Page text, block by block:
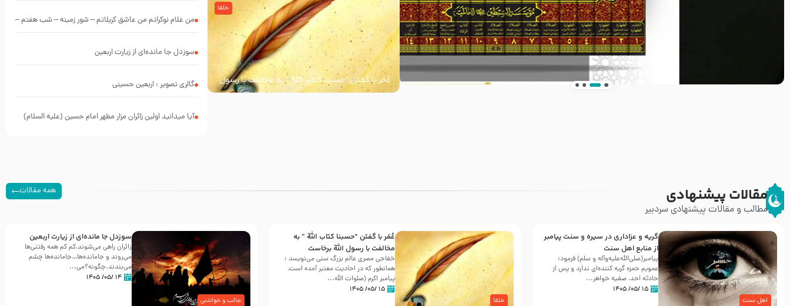
عُمَر با گفتن “حسبنا كتاب اللّه ” به مخالفت با رسول
اللّه برخاست
خلفا
من غلام نوکراتم من عاشق کربلاتم – شور زمینه – شب هفتم –
سوزدل جا مانده‌ای از زیارت اربعین
گالری تصویر : اربعین حسینی
آیا میدانید اولین زائران مزار مطهر امام حسین (علیه السلام)
مقالات پیشنهادی
مطالب و مقالات پیشنهادی سردبیر
همه مقالات
اهل سنت
گریه و عزاداری در سیره و سنت پیامبر
از منابع اهل سنت
پیامبر(صلی‌الله‌علیه‌وآله و سلم) فرمود:
عمویم حمزه گریه کننده‌ای ندارد و پس از
حادثه احد، صفیه خواهر...
۱۵ /۰۵/ ۱۴۰۵
خلفا
عُمَر با گفتن “حسبنا كتاب اللّه ” به
مخالفت با رسول اللّه برخاست
خفاجی مصری عالم بزرگ سنی می‌نویسد :
همانطور که در احادیث معتبر آمده است،
پیامبر اکرم (صلوات اللّه...
۱۵ /۰۵/ ۱۴۰۵
جالب و خواندنی
سوزدل جا مانده‌ای از زیارت اربعین
زائران راهی می‌شوند،کم‌ کم همه رفتنی‌ها
می‌روند و جامانده‌ها…جامانده‌ها چشم
می‌بندند.چگونه؟می‌...
۱۴ /۰۵/ ۱۴۰۵